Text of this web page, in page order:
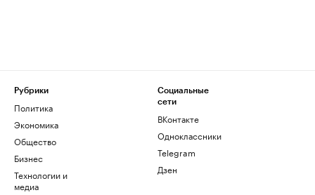
Рубрики
Политика
Экономика
Общество
Бизнес
Технологии и
медиа
Социальные
сети
ВКонтакте
Одноклассники
Telegram
Дзен